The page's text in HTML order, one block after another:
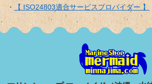
【 ISO24803適合サービスプロバイダー 】